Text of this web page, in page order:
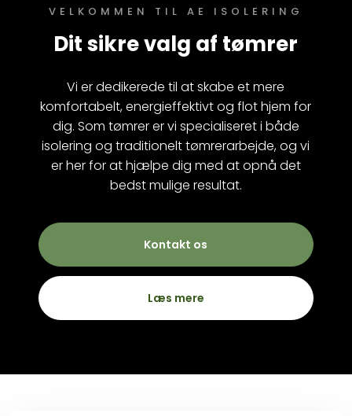
VELKOMMEN TIL AE ISOLERING
Dit sikre valg af tømrer
Vi er dedikerede til at skabe et mere
komfortabelt, energieffektivt og flot hjem for
dig. Som tømrer er vi sp​ecialiseret i både
isolering og traditionelt tømrerarbejde, og vi
er her for at hjælpe dig med at opnå det
bedst mulige resultat.
Kontakt os
Læs mere​